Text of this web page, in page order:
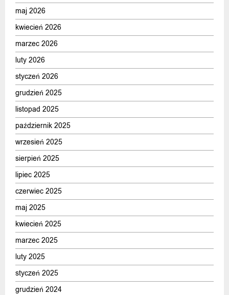
maj 2026
kwiecień 2026
marzec 2026
luty 2026
styczeń 2026
grudzień 2025
listopad 2025
październik 2025
wrzesień 2025
sierpień 2025
lipiec 2025
czerwiec 2025
maj 2025
kwiecień 2025
marzec 2025
luty 2025
styczeń 2025
grudzień 2024